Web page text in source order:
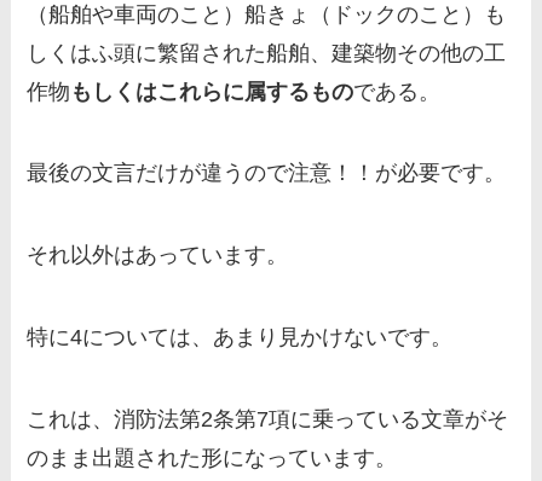
（船舶や車両のこと）船きょ（ドックのこと）も
しくはふ頭に繁留された船舶、建築物その他の工
作物 もしくはこれらに属するものである。
最後の文言だけが違うので注意！！ が必要です。
それ以外はあっています。
特に4については、あまり見かけないです。
これは、消防法第2条第7項に乗っている文章がそ
のまま出題 された形になっています。